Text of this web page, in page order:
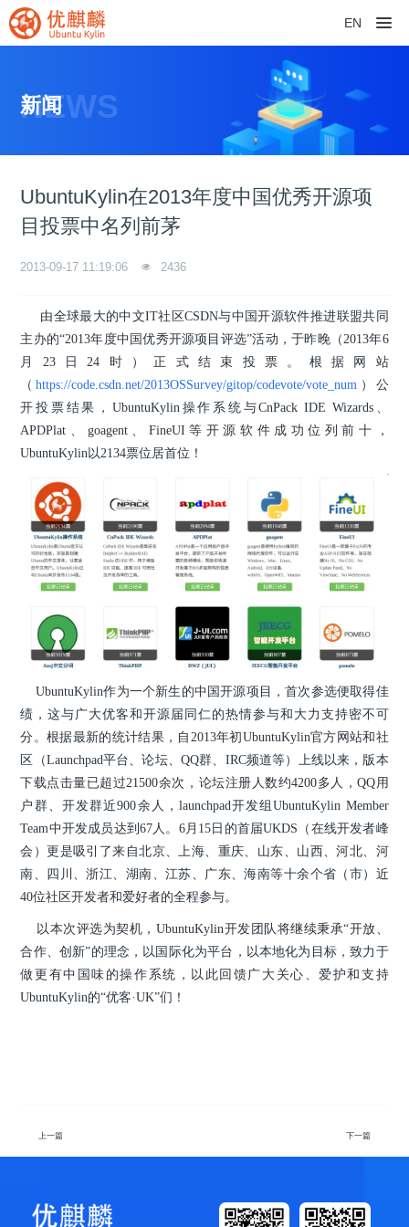
EN
NEWS
新闻
UbuntuKylin在2013年度中国优秀开源项
目投票中名列前茅
2013-09-17 11:19:06 2436
由全球最大的中文IT社区CSDN与中国开源软件推进联盟共同
主办的“2013年度中国优秀开源项目评选”活动，于昨晚（2013年6
月23日24时）正式结束投票。根据网站
（https://code.csdn.net/2013OSSurvey/gitop/codevote/vote_num ）公
开投票结果，UbuntuKylin操作系统与CnPack IDE Wizards、
APDPlat、goagent、FineUI等开源软件成功位列前十，
UbuntuKylin以2134票位居首位！
UbuntuKylin作为一个新生的中国开源项目，首次参选便取得佳
绩，这与广大优客和开源届同仁的热情参与和大力支持密不可
分。根据最新的统计结果，自2013年初UbuntuKylin官方网站和社
区（Launchpad平台、论坛、QQ群、IRC频道等）上线以来，版本
下载点击量已超过21500余次，论坛注册人数约4200多人，QQ用
户群、开发群近900余人，launchpad开发组UbuntuKylin Member
Team中开发成员达到67人。6月15日的首届UKDS（在线开发者峰
会）更是吸引了来自北京、上海、重庆、山东、山西、河北、河
南、四川、浙江、湖南、江苏、广东、海南等十余个省（市）近
40位社区开发者和爱好者的全程参与。
以本次评选为契机，UbuntuKylin开发团队将继续秉承“开放、
合作、创新”的理念，以国际化为平台，以本地化为目标，致力于
做更有中国味的操作系统，以此回馈广大关心、爱护和支持
UbuntuKylin的“优客·UK”们！
上一篇 下一篇